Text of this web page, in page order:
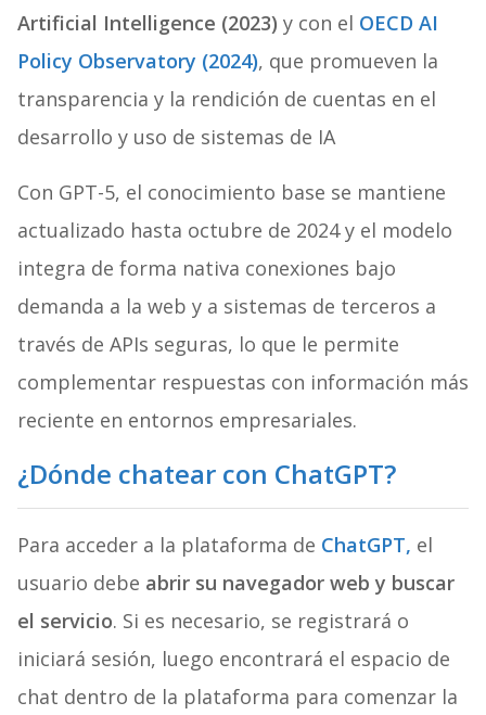
Artificial Intelligence (2023) y con el OECD AI
Policy Observatory (2024), que promueven la
transparencia y la rendición de cuentas en el
desarrollo y uso de sistemas de IA
Con GPT-5, el conocimiento base se mantiene
actualizado hasta octubre de 2024 y el modelo
integra de forma nativa conexiones bajo
demanda a la web y a sistemas de terceros a
través de APIs seguras, lo que le permite
complementar respuestas con información más
reciente en entornos empresariales.
¿Dónde chatear con ChatGPT?
Para acceder a la plataforma de ChatGPT, el
usuario debe abrir su navegador web y buscar
el servicio. Si es necesario, se registrará o
iniciará sesión, luego encontrará el espacio de
chat dentro de la plataforma para comenzar la